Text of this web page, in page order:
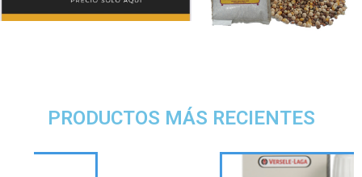
PRODUCTOS MÁS RECIENTES